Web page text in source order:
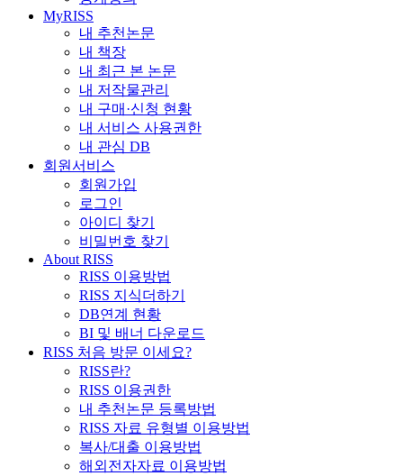
MyRISS
내 추천논문
내 책장
내 최근 본 논문
내 저작물관리
내 구매·신청 현황
내 서비스 사용권한
내 관심 DB
회원서비스
회원가입
로그인
아이디 찾기
비밀번호 찾기
About RISS
RISS 이용방법
RISS 지식더하기
DB연계 현황
BI 및 배너 다운로드
RISS 처음 방문 이세요?
RISS란?
RISS 이용권한
내 추천논문 등록방법
RISS 자료 유형별 이용방법
복사/대출 이용방법
해외전자자료 이용방법